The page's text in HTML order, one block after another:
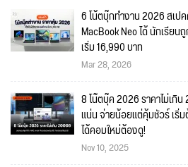
6 โน้ตบุ๊กทำงาน 2026 สเป
MacBook Neo ได้ นักเรีย
เริ่ม 16,990 บาท
Mar 28, 2026
8 โน๊ตบุ๊ค 2026 ราคาไม่เกิ
แน่น จ่ายน้อยแต่คุ้มชัวร์ เริ่
ได้คอมใหม่ต้องดู!
Nov 10, 2025